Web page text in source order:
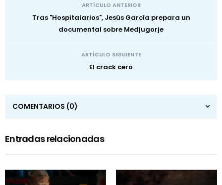
ARTÍCULO ANTERIOR
Tras "Hospitalarios", Jesús García prepara un
documental sobre Medjugorje
ARTÍCULO SIGUIENTE
El crack cero
COMENTARIOS (0)
Entradas relacionadas